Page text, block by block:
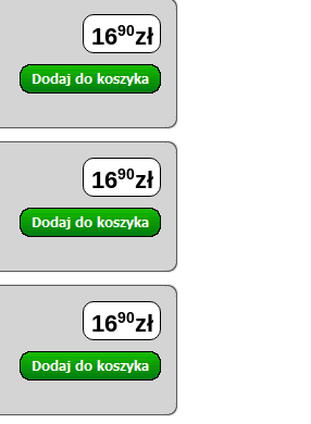
1690zł
1690zł
1690zł